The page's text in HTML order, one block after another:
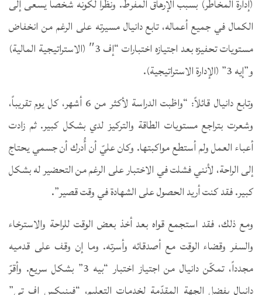
(إدارة المخاطر) بسبب الإرهاق المفرط. ونظراً لكونه شخصاً يسعى إلى
الكمال في جميع أعماله، تابع دانيال مسيرته على الرغم من انخفاض
مستويات تحفيزه بعد اجتيازه اختبارات “إف 3″ (الاستراتيجية المالية)
و”إيه 3” (الإدارة الاستراتيجية).
وتابع دانيال قائلاً: “واظبت الدراسة لأكثر من 6 أشهر، كل يوم تقريباً،
وشعرت بتراجع مستويات الطاقة والتركيز لدي بشكل كبير. ثم زادت
أعباء العمل ولم أستطع مواكبتها. وكان عليّ أن أُدرك أن جسمي يحتاج
إلى الراحة، لأنني فشلت في الاختبار على الرغم من التحضير له بشكل
كبير. فقد كنت أريد الحصول على الشهادة في وقت قصير”.
ومع ذلك، فقد استجمع قواه بعد أخذ بعض الوقت للراحة والاسترخاء
والسفر وقضاء الوقت مع أصدقائه وأسرته. وما إن وقف على قدميه
مجدداً، تمكّن دانيال من اجتياز اختبار “بيه 3” بشكل سريع. وأقرّ
دانيال بفضل الجهة المقدّمة لخدمات التعليم، “فينيكس إف تي”